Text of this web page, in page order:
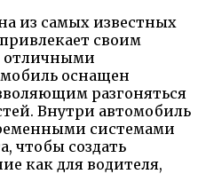
из самых известных
своим
отличными
оснащен
разгоняться
Внутри автомобиль
системами
чтобы создать
как для водителя,